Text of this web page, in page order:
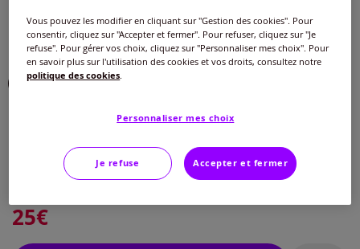
Couleur :marine-écru imprimé
Choisir une couleur :
Veuillez sélectionner une taille
Guide des tailles
25€
Vous pouvez les modifier en cliquant sur "Gestion des cookies". Pour
consentir, cliquez sur "Accepter et fermer". Pour refuser, cliquez sur "Je
refuse". Pour gérer vos choix, cliquez sur "Personnaliser mes choix". Pour
en savoir plus sur l'utilisation des cookies et vos droits, consultez notre
politique des cookies
Personnaliser mes choix
Je refuse Accepter et fermer